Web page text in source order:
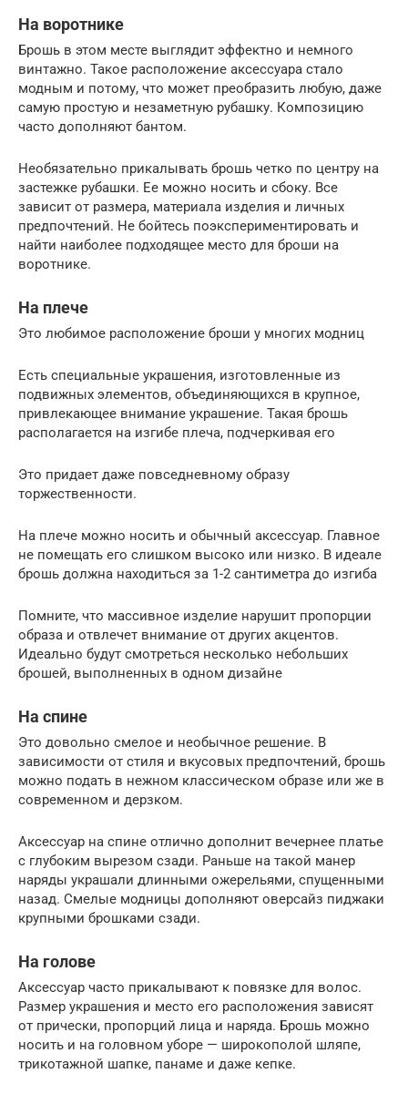
На воротнике
Брошь в этом месте выглядит эффектно и немного
винтажно. Такое расположение аксессуара стало
модным и потому, что может преобразить любую, даже
самую простую и незаметную рубашку. Композицию
часто дополняют бантом.
Необязательно прикалывать брошь четко по центру на
застежке рубашки. Ее можно носить и сбоку. Все
зависит от размера, материала изделия и личных
предпочтений. Не бойтесь поэкспериментировать и
найти наиболее подходящее место для броши на
воротнике.
На плече
Это любимое расположение броши у многих модниц
Есть специальные украшения, изготовленные из
подвижных элементов, объединяющихся в крупное,
привлекающее внимание украшение. Такая брошь
располагается на изгибе плеча, подчеркивая его
Это придает даже повседневному образу
торжественности.
На плече можно носить и обычный аксессуар. Главное
не помещать его слишком высоко или низко. В идеале
брошь должна находиться за 1-2 сантиметра до изгиба
Помните, что массивное изделие нарушит пропорции
образа и отвлечет внимание от других акцентов.
Идеально будут смотреться несколько небольших
брошей, выполненных в одном дизайне
На спине
Это довольно смелое и необычное решение. В
зависимости от стиля и вкусовых предпочтений, брошь
можно подать в нежном классическом образе или же в
современном и дерзком.
Аксессуар на спине отлично дополнит вечернее платье
с глубоким вырезом сзади. Раньше на такой манер
наряды украшали длинными ожерельями, спущенными
назад. Смелые модницы дополняют оверсайз пиджаки
крупными брошками сзади.
На голове
Аксессуар часто прикалывают к повязке для волос.
Размер украшения и место его расположения зависят
от прически, пропорций лица и наряда. Брошь можно
носить и на головном уборе — широкополой шляпе,
трикотажной шапке, панаме и даже кепке.